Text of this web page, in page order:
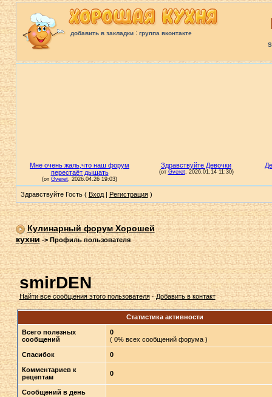
добавить в закладки: группа вконтакте
Здравствуйте Гость ( Вход| Регистрация)
Кулинарный форум Хорошей
кухни->Профиль пользователя
smirDEN
Найти все сообщения этого пользователя·Добавить в контакт
Статистика активности
Всего полезных
сообщений
0
( 0% всех сообщений форума )
Спасибок 0
Комментариев к
рецептам
0
Сообщений в день